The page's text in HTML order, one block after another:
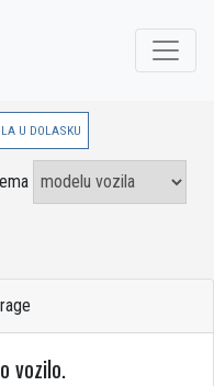
U DOLASKU
vozilo.